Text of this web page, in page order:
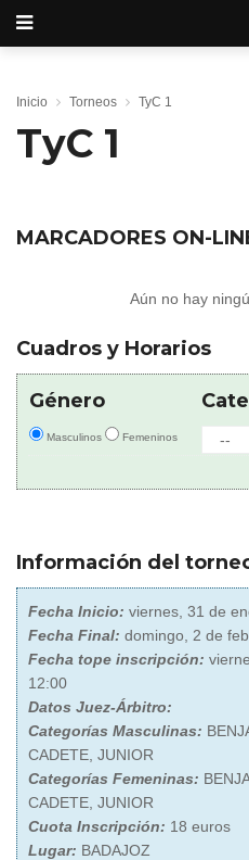
Inicio Torneos TyC 1
TyC 1
MARCADORES ON-
Aún no hay
Cuadros y Horarios
Género
Masculinos Femeninos
Información del
Fecha Inicio: viernes, 31 de
Fecha Final: domingo, 2 de
Fecha tope inscripción:
12:00
Datos Juez-Árbitro:
Categorías Masculinas:
CADETE, JUNIOR
Categorías Femeninas:
CADETE, JUNIOR
Cuota Inscripción: 18 euros
Lugar: BADAJOZ